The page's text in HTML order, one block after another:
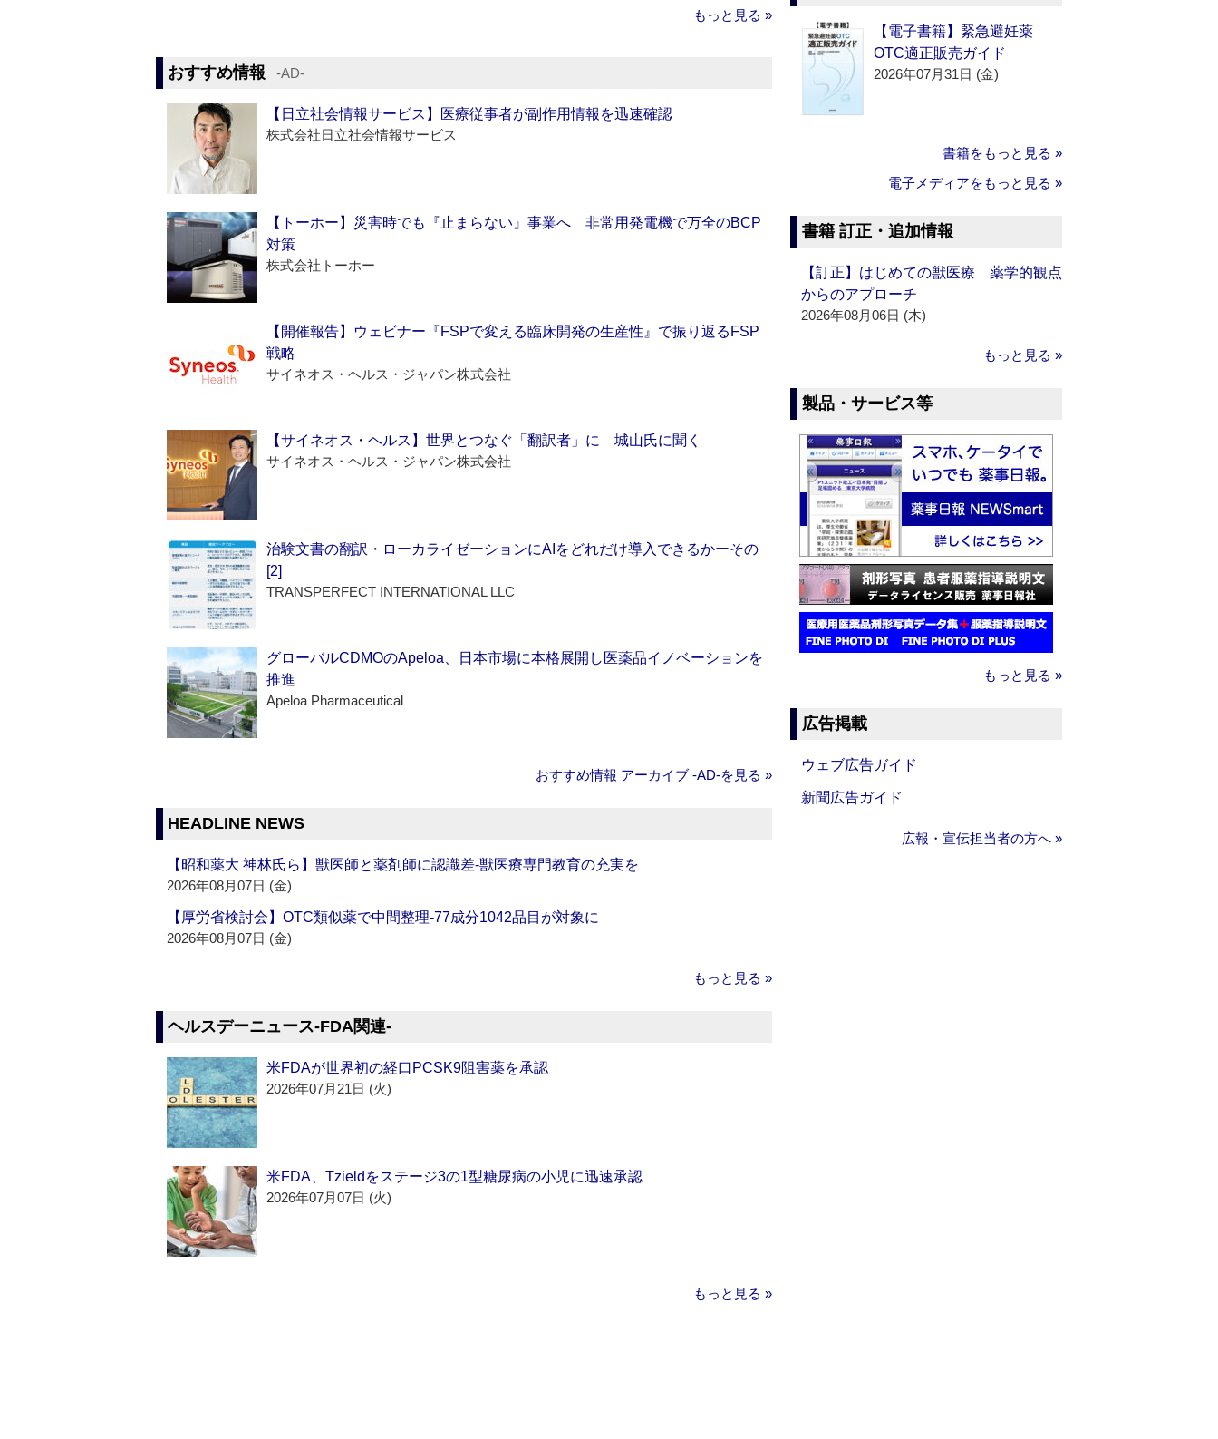
もっと見る »
おすすめ情報 ‐AD‐
【日立社会情報サービス】医療従事者が副作用情報を迅速確認
株式会社日立社会情報サービス
【トーホー】災害時でも『止まらない』事業へ 非常用発電機で万全のBCP
対策
株式会社トーホー
【開催報告】ウェビナー『FSPで変える臨床開発の生産性』で振り返るFSP
戦略
サイネオス・ヘルス・ジャパン株式会社
【サイネオス・ヘルス】世界とつなぐ「翻訳者」に 城山氏に聞く
サイネオス・ヘルス・ジャパン株式会社
治験文書の翻訳・ローカライゼーションにAIをどれだけ導入できるかーその
[2]
TRANSPERFECT INTERNATIONAL LLC
グローバルCDMOのApeloa、日本市場に本格展開し医薬品イノベーションを
推進
Apeloa Pharmaceutical
おすすめ情報 アーカイブ ‐AD‐を見る »
HEADLINE NEWS
【昭和薬大 神林氏ら】獣医師と薬剤師に認識差‐獣医療専門教育の充実を
2026年08月07日 (金)
【厚労省検討会】OTC類似薬で中間整理‐77成分1042品目が対象に
2026年08月07日 (金)
もっと見る »
ヘルスデーニュース‐FDA関連‐
米FDAが世界初の経口PCSK9阻害薬を承認
2026年07月21日 (火)
米FDA、Tzieldをステージ3の1型糖尿病の小児に迅速承認
2026年07月07日 (火)
もっと見る »
【電子書籍】緊急避妊薬
OTC適正販売ガイド
2026年07月31日 (金)
書籍をもっと見る »
電子メディアをもっと見る »
書籍 訂正・追加情報
【訂正】はじめての獣医療 薬学的観点
からのアプローチ
2026年08月06日 (木)
もっと見る »
製品・サービス等
もっと見る »
広告掲載
ウェブ広告ガイド
新聞広告ガイド
広報・宣伝担当者の方へ »